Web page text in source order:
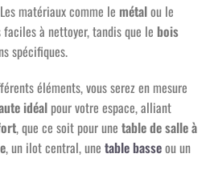
Les matériaux comme le métalou le
à nettoyer, tandis que le bois
spécifiques.
éléments, vous serez en mesure
idéal pour votre espace, alliant
, que ce soit pour une table de salle à
, un ilot central, une table basseou un